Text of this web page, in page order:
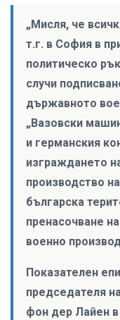
„Мисля, че
т.г. в София в
политическо
случи
държавното
„Вазовски
и германския
изграждането
производство
българска
пренасочване
военно
Показателен
председателя
фон дер Лайен